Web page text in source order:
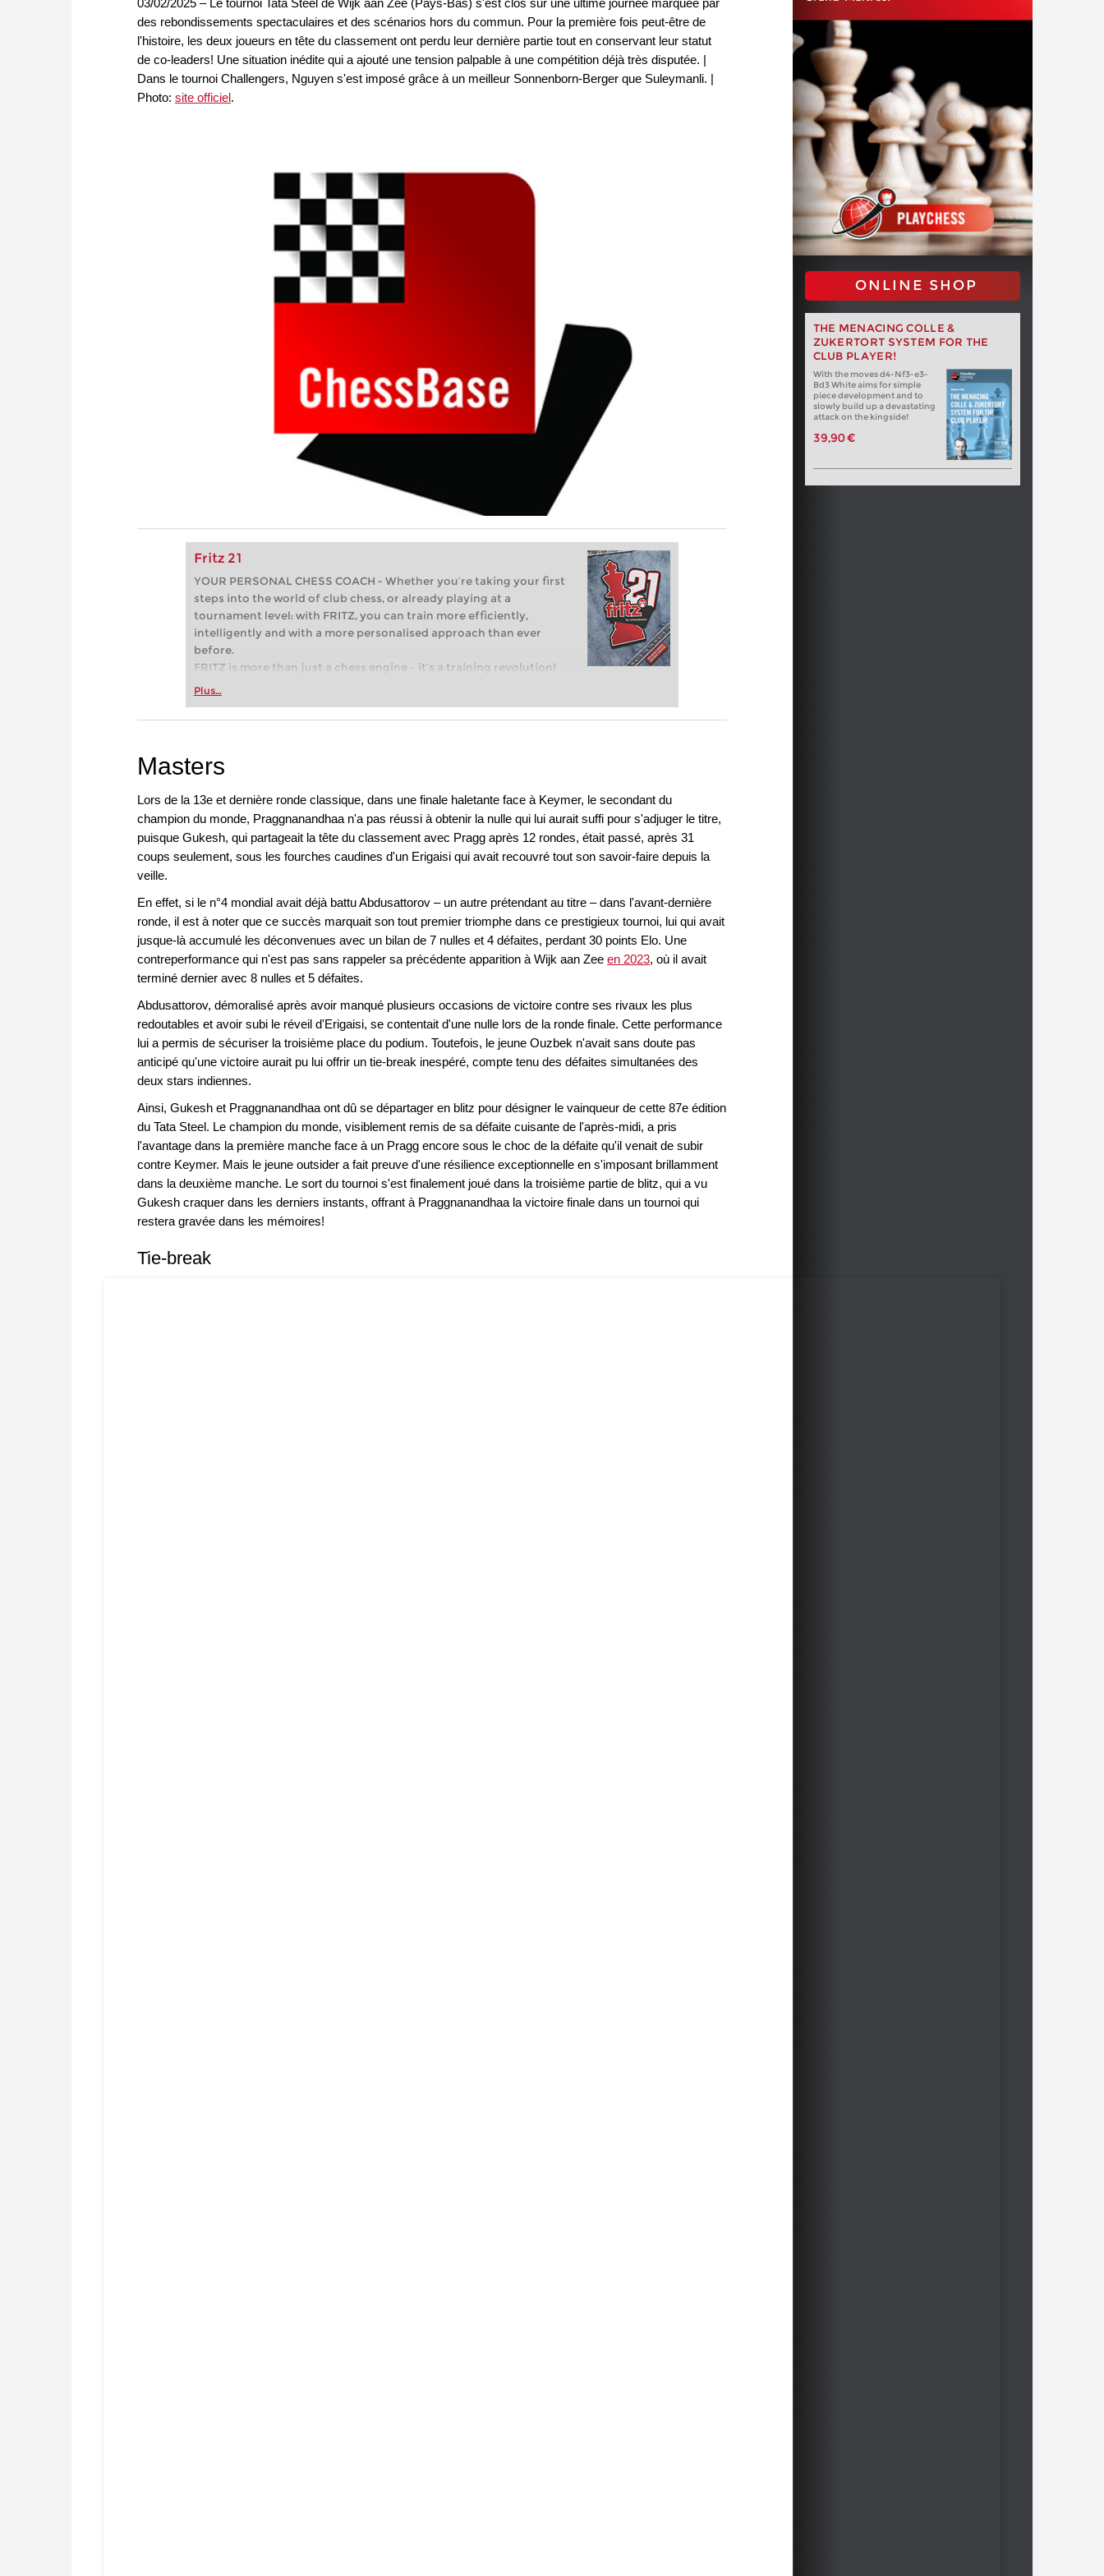
des rebondissements spectaculaires et des scénarios hors du commun. Pour la première fois peut-être de
l'histoire, les deux joueurs en tête du classement ont perdu leur dernière partie tout en conservant leur statut
de co-leaders! Une situation inédite qui a ajouté une tension palpable à une compétition déjà très disputée. |
Dans le tournoi Challengers, Nguyen s'est imposé grâce à un meilleur Sonnenborn-Berger que Suleymanli. |
Photo: site officiel.
Fritz 21
YOUR PERSONAL CHESS COACH - Whether you’re taking your first
steps into the world of club chess, or already playing at a
tournament level: with FRITZ, you can train more efficiently,
intelligently and with a more personalised approach than ever
before.
FRITZ is more than just a chess engine – it’s a training revolution!
Whether you’re taking your first steps into the world of club chess,
more efficiently, intelligently and with a more personalised
* FRITZ is fun! BETTER CALCULATIONS – EVEN UNDER TIME
* STYLE SIMULATION AT THE HIGHEST LEVEL
* EVEN STRONGER. EVEN MORE BEAUTIFUL. EVEN MORE DIRECT.
Plus…
ONLINE SHOP
THE MENACING COLLE &
ZUKERTORT SYSTEM FOR THE
CLUB PLAYER!
With the moves d4-Nf3-e3-
Bd3 White aims for simple
piece development and to
slowly build up a devastating
attack on the kingside!
39,90 €
Masters
Lors de la 13e et dernière ronde classique, dans une finale haletante face à Keymer, le secondant du
champion du monde, Praggnanandhaa n'a pas réussi à obtenir la nulle qui lui aurait suffi pour s'adjuger le titre,
puisque Gukesh, qui partageait la tête du classement avec Pragg après 12 rondes, était passé, après 31
coups seulement, sous les fourches caudines d'un Erigaisi qui avait recouvré tout son savoir-faire depuis la
veille.
En effet, si le n°4 mondial avait déjà battu Abdusattorov – un autre prétendant au titre – dans l'avant-dernière
ronde, il est à noter que ce succès marquait son tout premier triomphe dans ce prestigieux tournoi, lui qui avait
jusque-là accumulé les déconvenues avec un bilan de 7 nulles et 4 défaites, perdant 30 points Elo. Une
contreperformance qui n'est pas sans rappeler sa précédente apparition à Wijk aan Zee en 2023, où il avait
terminé dernier avec 8 nulles et 5 défaites.
Abdusattorov, démoralisé après avoir manqué plusieurs occasions de victoire contre ses rivaux les plus
redoutables et avoir subi le réveil d'Erigaisi, se contentait d'une nulle lors de la ronde finale. Cette performance
lui a permis de sécuriser la troisième place du podium. Toutefois, le jeune Ouzbek n'avait sans doute pas
anticipé qu'une victoire aurait pu lui offrir un tie-break inespéré, compte tenu des défaites simultanées des
deux stars indiennes.
Ainsi, Gukesh et Praggnanandhaa ont dû se départager en blitz pour désigner le vainqueur de cette 87e édition
du Tata Steel. Le champion du monde, visiblement remis de sa défaite cuisante de l'après-midi, a pris
l'avantage dans la première manche face à un Pragg encore sous le choc de la défaite qu'il venait de subir
contre Keymer. Mais le jeune outsider a fait preuve d'une résilience exceptionnelle en s'imposant brillamment
dans la deuxième manche. Le sort du tournoi s'est finalement joué dans la troisième partie de blitz, qui a vu
Gukesh craquer dans les derniers instants, offrant à Praggnanandhaa la victoire finale dans un tournoi qui
restera gravée dans les mémoires!
Tie-break